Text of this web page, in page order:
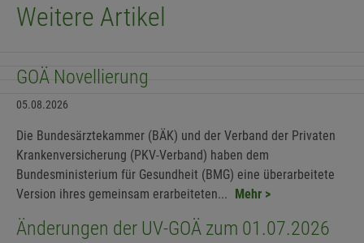
Weitere Artikel
GOÄ Novellierung
05.08.2026
Die Bundesärztekammer (BÄK) und der Verband der Privaten
Krankenversicherung (PKV-Verband) haben dem
Bundesministerium für Gesundheit (BMG) eine überarbeitete
Version ihres gemeinsam erarbeiteten... Mehr >
Änderungen der UV-GOÄ zum 01.07.2026